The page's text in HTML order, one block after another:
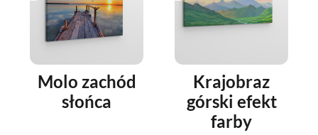
Molo zachód
słońca
Krajobraz
górski efekt
farby